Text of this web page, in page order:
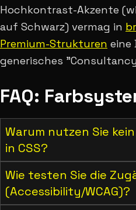
Hochkontrast-Akzente
auf Schwarz) vermag in
Premium-Strukturen eine
generisches
FAQ:
Warum nutzen Sie
in CSS?
Wie testen Sie die
(Accessibility/WCAG)?